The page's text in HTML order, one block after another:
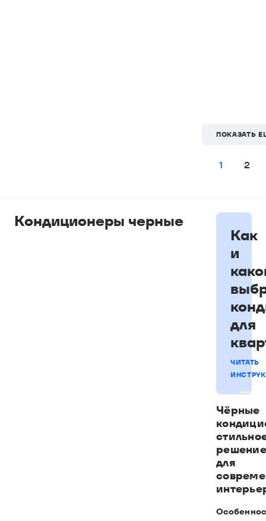
ПОКАЗАТЬ
1 2
Кондиционеры черные
Как
и
для
ЧИТАТЬ
Чёрные
решение
для